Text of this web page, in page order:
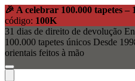
🎉 A celebrar 100.000 tapetes –
código: 100K
31 dias de direito de devolução
100.000 tapetes únicos Desde
orientais feitos à mão